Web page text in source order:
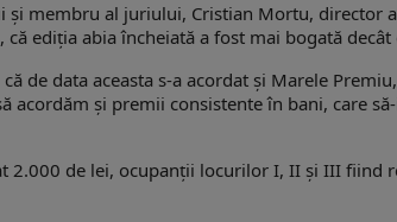
şi membru al juriului, Cristian Mortu, director
că ediţia abia încheiată a fost mai bogată decât
de data aceasta s-a acordat şi Marele
acordăm şi premii consistente în bani, care
2.000 de lei, ocupanţii locurilor I, II şi III fiind